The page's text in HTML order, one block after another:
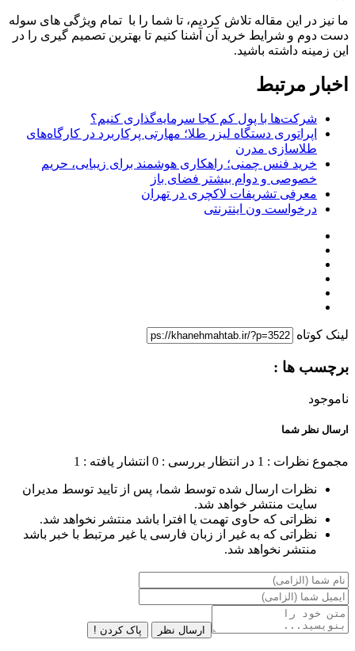
ما نیز در این مقاله تلاش کردیم، تا شما را با تمام ویژگی های سوله
دست دوم و شرایط خرید آن آشنا کنیم تا بهترین تصمیم گیری را در
این زمینه داشته باشید.
اخبار مرتبط
شرکت‌ها با پول کم کجا سرمایه‌گذاری کنیم؟
اپراتوری دستگاه لیزر طلا؛ مهارتی پرکاربرد در کارگاه‌های
طلاسازی مدرن
خرید فنس چمنی؛ راهکاری هوشمند برای زیبایی، حریم
خصوصی و دوام بیشتر فضای باز
معرفی تشریفات لاکچری در تهران
درخواست ون اینترنتی
لینک کوتاه
برچسب ها :
ناموجود
ارسال نظر شما
مجموع نظرات : 1 در انتظار بررسی : 0 انتشار یافته : 1
نظرات ارسال شده توسط شما، پس از تایید توسط مدیران
سایت منتشر خواهد شد.
نظراتی که حاوی تهمت یا افترا باشد منتشر نخواهد شد.
نظراتی که به غیر از زبان فارسی یا غیر مرتبط با خبر باشد
منتشر نخواهد شد.
ارسال نظر پاک کردن !